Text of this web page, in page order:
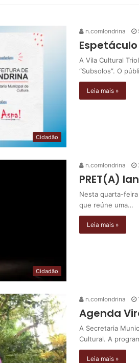
Cidadão
n.comlondrina
A Vila Cultural
“Subsolos”. O
Leia mais »
Cidadão
n.comlondrina
PRET(A)
Nesta quarta-feira
que reúne uma…
Leia mais »
n.comlondrina
Agenda
A Secretaria
Cultural. A
Leia mais »